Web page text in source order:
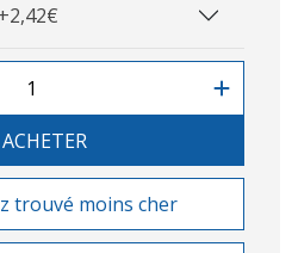
+2,42€
trouvé moins cher